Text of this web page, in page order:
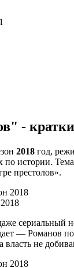
-
2018 год,
истории.
престолов».
сериальный
— Романов
власть не